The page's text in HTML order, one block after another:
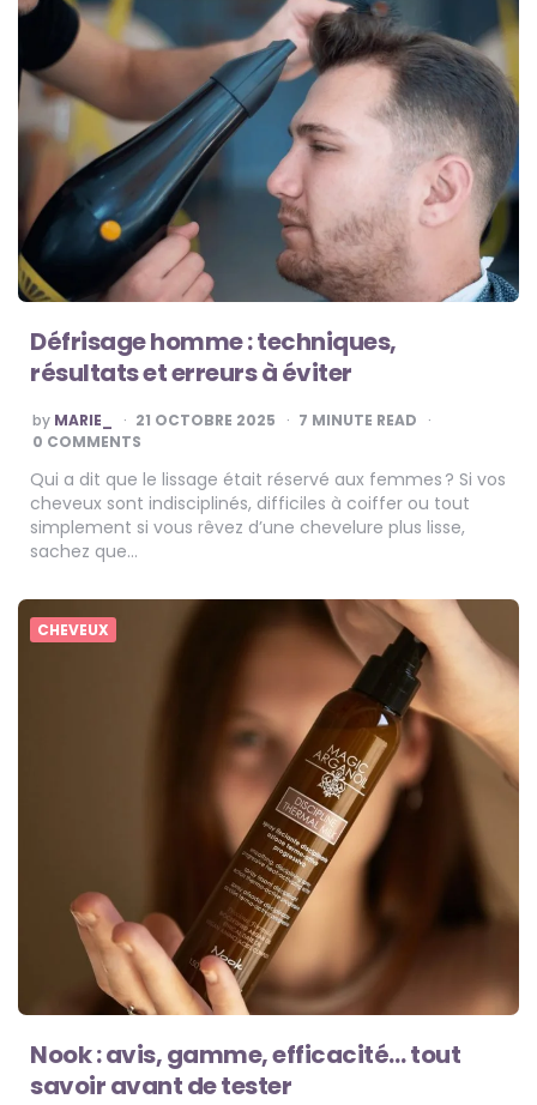
Défrisage homme : techniques,
résultats et erreurs à éviter
POSTED
BY
by MARIE_ 21 OCTOBRE 2025 7 MINUTE READ
0 COMMENTS
Qui a dit que le lissage était réservé aux femmes ? Si vos
cheveux sont indisciplinés, difficiles à coiffer ou tout
simplement si vous rêvez d’une chevelure plus lisse,
sachez que…
CHEVEUX
Nook : avis, gamme, efficacité… tout
savoir avant de tester